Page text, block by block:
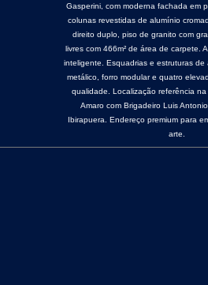
Gasperini, com moderna fachada em
colunas revestidas de alumínio
direito duplo, piso de granito com
livres com 466m² de área de carpete.
inteligente. Esquadrias e estruturas
metálico, forro modular e quatro
qualidade. Localização referência
Amaro com Brigadeiro Luis
Ibirapuera. Endereço premium para
arte.